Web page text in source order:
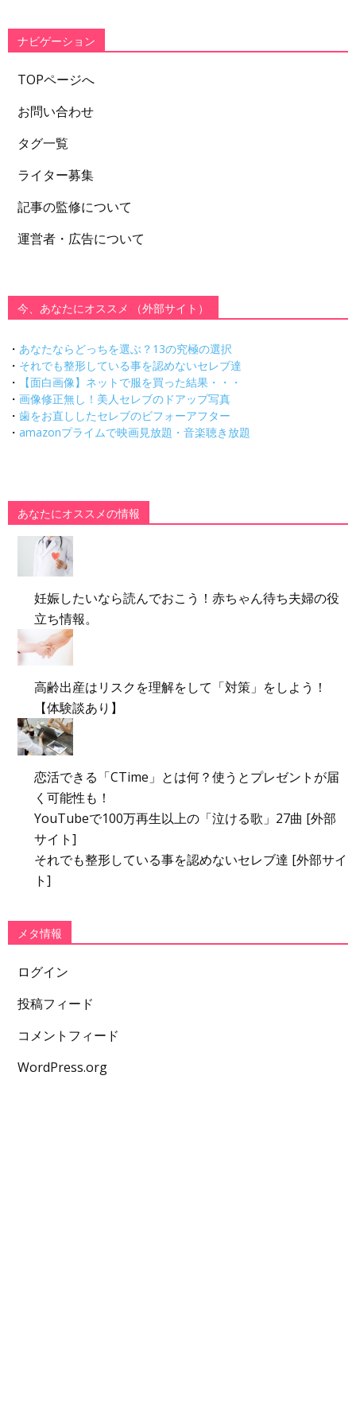
ー
ナビゲーション
TOPページへ
お問い合わせ
タグ一覧
ライター募集
記事の監修について
運営者・広告について
今、あなたにオススメ （外部サイト）
・ あなたならどっちを選ぶ？13の究極の選択
・ それでも整形している事を認めないセレブ達
・
【面白画像】ネットで服を買った結果・・・
・ 画像修正無し！美人セレブのドアップ写真
・ 歯をお直ししたセレブのビフォーアフター
・ amazonプライムで映画見放題・音楽聴き放題
あなたにオススメの情報
妊娠したいなら読んでおこう！赤ちゃん待ち夫婦の役
立ち情報。
高齢出産はリスクを理解をして「対策」をしよう！
【体験談あり】
恋活できる「CTime」とは何？使うとプレゼントが届
く可能性も！
YouTubeで100万再生以上の「泣ける歌」27曲 [外部
サイト]
それでも整形している事を認めないセレブ達 [外部サイ
ト]
メタ情報
ログイン
投稿フィード
コメントフィード
WordPress.org